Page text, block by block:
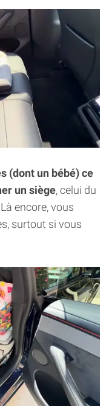
(dont un bébé) ce
un siège, celui du
encore, vous
surtout si vous